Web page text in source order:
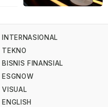
INTERNASIONAL
TEKNO
BISNIS FINANSIAL
ESGNOW
VISUAL
ENGLISH